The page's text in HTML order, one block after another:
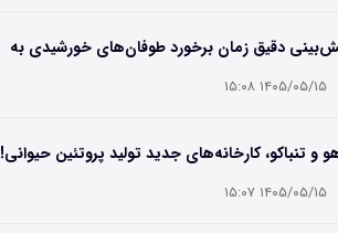
دقیق زمان برخورد طوفان‌های خورشیدی به
ممکن شد
۱۴۰۵/۰۵/۱۵ ۱۵:۰۸
و تنباکو، کارخانه‌های جدید تولید پروتئین حیوانی!
۱۴۰۵/۰۵/۱۵ ۱۵:۰۷